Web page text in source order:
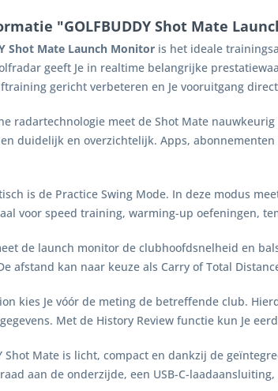
"GOLFBUDDY Shot Mate
Shot Mate Launch Monitor is het ideale
geeft Je in realtime belangrijke
gericht verbeteren en Je vooruitgang
radartechnologie meet de Shot Mate
duidelijk en overzichtelijk. Apps,
is de Practice Swing Mode. In deze modus
voor speed training, warming-up oefeningen,
de launch monitor de clubhoofdsnelheid en
afstand kan naar keuze als Carry of Total
kies Je vóór de meting de betreffende club.
Met de History Review functie kun Je
Shot Mate is licht, compact en dankzij de
aan de onderzijde, een USB-C-